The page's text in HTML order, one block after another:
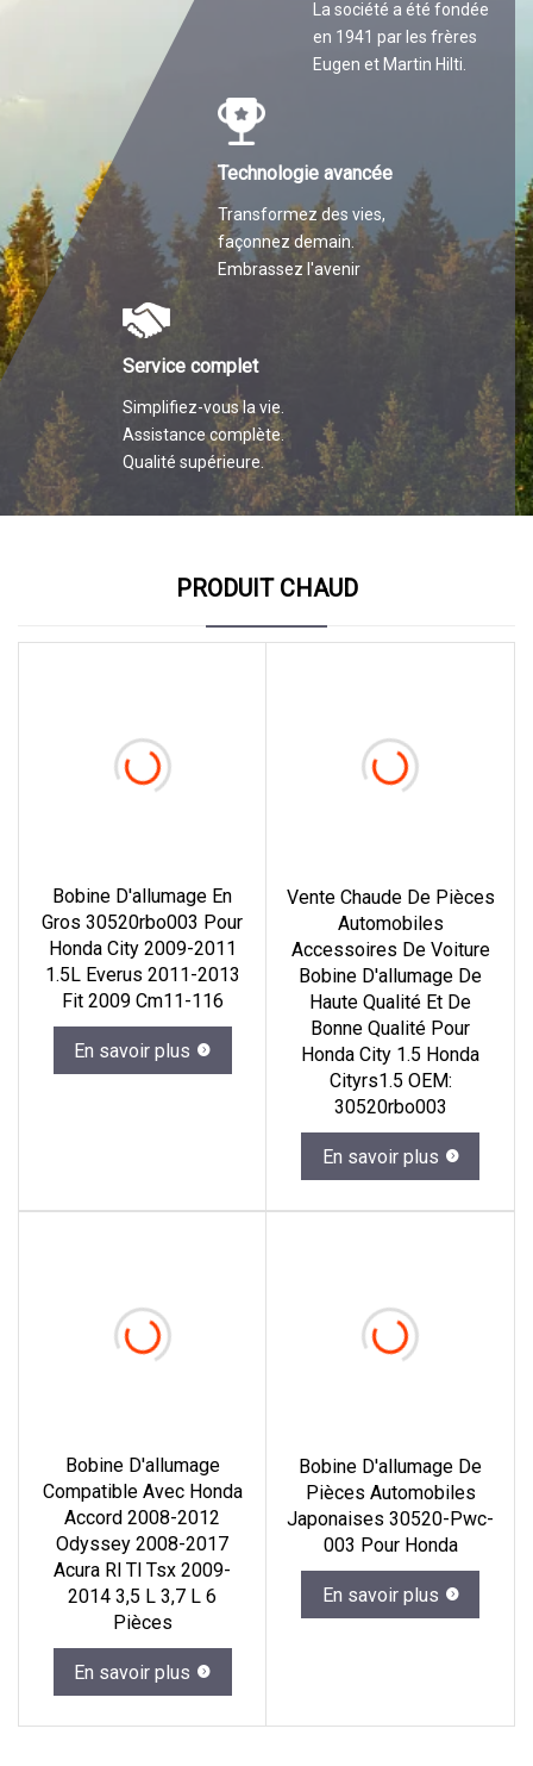
La société a été fondée
en 1941 par les frères
Eugen et Martin Hilti.
Technologie avancée
Transformez des vies,
façonnez demain.
Embrassez l'avenir
Service complet
Simplifiez-vous la vie.
Assistance complète.
Qualité supérieure.
PRODUIT CHAUD
Bobine D'allumage En
Gros 30520rbo003 Pour
Honda City 2009-2011
1.5L Everus 2011-2013
Fit 2009 Cm11-116
En savoir plus
Vente Chaude De Pièces
Automobiles
Accessoires De Voiture
Bobine D'allumage De
Haute Qualité Et De
Bonne Qualité Pour
Honda City 1.5 Honda
Cityrs1.5 OEM:
30520rbo003
En savoir plus
Bobine D'allumage
Compatible Avec Honda
Accord 2008-2012
Odyssey 2008-2017
Acura Rl Tl Tsx 2009-
2014 3,5 L 3,7 L 6
Pièces
En savoir plus
Bobine D'allumage De
Pièces Automobiles
Japonaises 30520-Pwc-
003 Pour Honda
En savoir plus